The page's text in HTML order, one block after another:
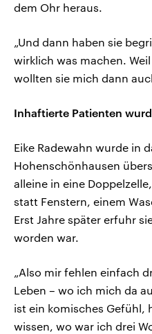
dem Ohr heraus.
„Und dann haben sie
wirklich was machen.
wollten sie mich dann
Inhaftierte Patienten
Eike Radewahn wurde in
Hohenschönhausen
alleine in eine
statt Fenstern, einem
Erst Jahre später erfuhr
worden war.
„Also mir fehlen einfach
Leben – wo ich mich da
ist ein komisches Gefühl,
wissen, wo war ich drei